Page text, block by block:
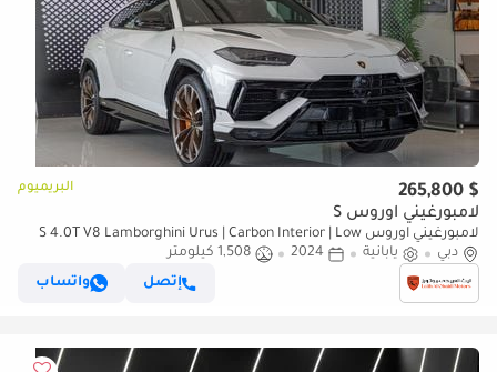
$ 265,800 البريميوم
لامبورغيني اوروس S
لامبورغيني اوروس S 4.0T V8 Lamborghini Urus | Carbon Interior | Low
Mileage 2024 (Warranty Available)
دبي يابانية 2024
1,508 كيلومتر
إتصل
واتساب